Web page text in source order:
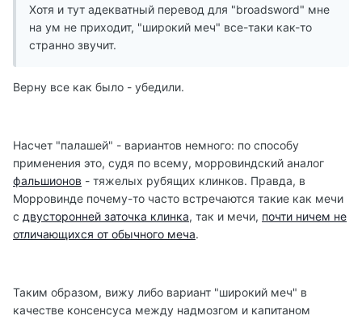
Хотя и тут адекватный перевод для "broadsword" мне
на ум не приходит, "широкий меч" все-таки как-то
странно звучит.
Верну все как было - убедили.
Насчет "палашей" - вариантов немного: по способу
применения это, судя по всему, морровиндский аналог
фальшионов - тяжелых рубящих клинков. Правда, в
Морровинде почему-то часто встречаются такие как мечи
с двусторонней заточка клинка, так и мечи, почти ничем не
отличающихся от обычного меча.
Таким образом, вижу либо вариант "широкий меч" в
качестве консенсуса между надмозгом и капитаном